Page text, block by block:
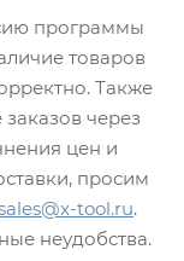
программы
товаров
Также
через
цен и
просим
tool.ru.
неудобства.